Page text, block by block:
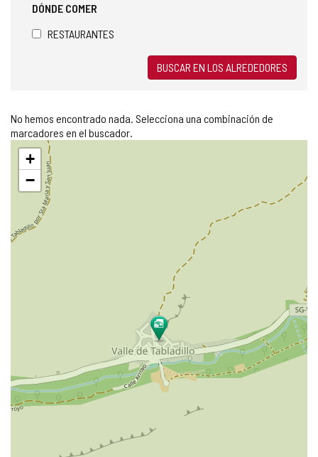
DÓNDE COMER
RESTAURANTES
BUSCAR EN LOS ALREDEDORES
No hemos encontrado nada. Selecciona una combinación de
marcadores en el buscador.
Saltar
mapa
+
−